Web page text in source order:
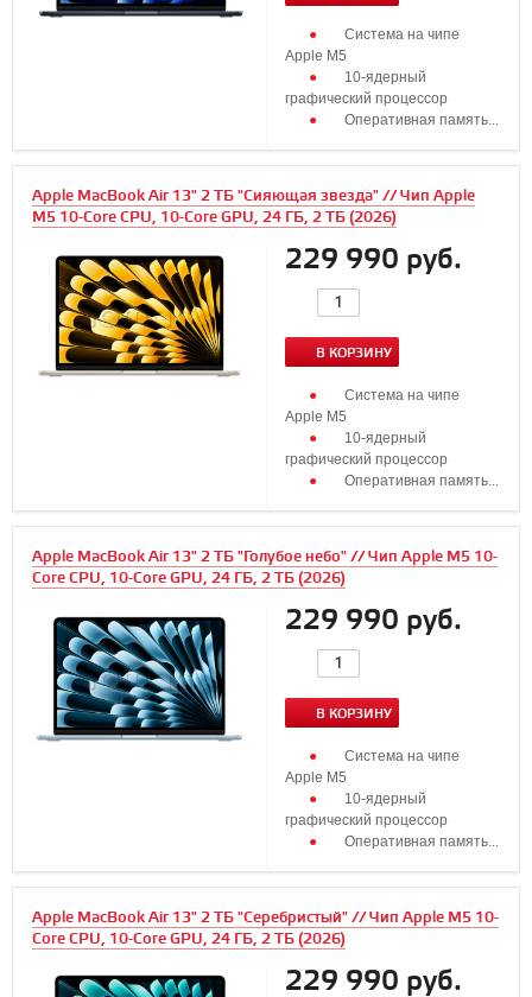
Система на чипе
Apple M5
10‑ядерный
графический процессор
Оперативная память...
Apple MacBook Air 13" 2 ТБ "Сияющая звезда" // Чип Apple
M5 10-Core CPU, 10-Core GPU, 24 ГБ, 2 ТБ (2026)
229 990 руб.
В КОРЗИНУ
Система на чипе
Apple M5
10‑ядерный
графический процессор
Оперативная память...
Apple MacBook Air 13" 2 ТБ "Голубое небо" // Чип Apple M5 10-
Core CPU, 10-Core GPU, 24 ГБ, 2 ТБ (2026)
229 990 руб.
В КОРЗИНУ
Система на чипе
Apple M5
10‑ядерный
графический процессор
Оперативная память...
Apple MacBook Air 13" 2 ТБ "Серебристый" // Чип Apple M5 10-
Core CPU, 10-Core GPU, 24 ГБ, 2 ТБ (2026)
229 990 руб.